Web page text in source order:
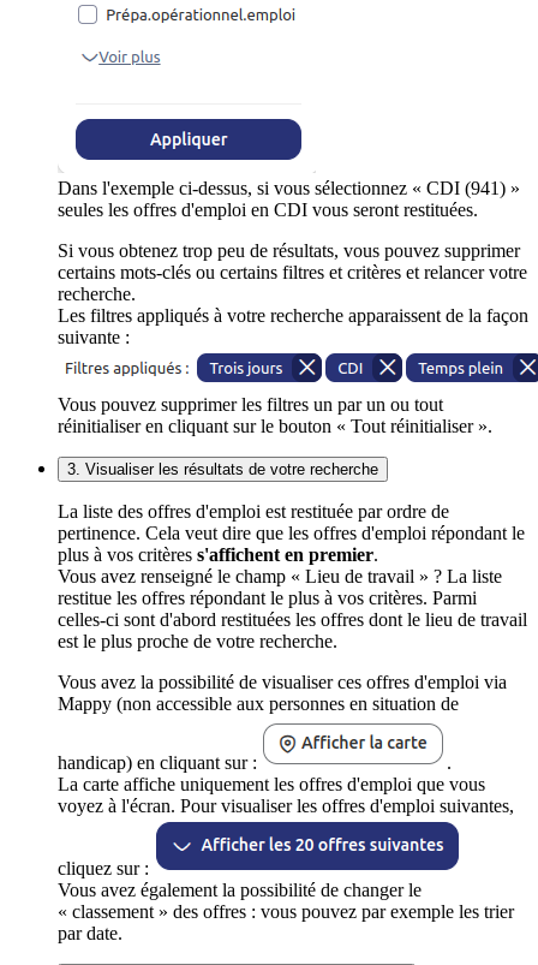
Dans l'exemple ci-dessus, si vous sélectionnez « CDI (941) »
seules les offres d'emploi en CDI vous seront restituées.
Si vous obtenez trop peu de résultats, vous pouvez supprimer
certains mots-clés ou certains filtres et critères et relancer votre
recherche.
Les filtres appliqués à votre recherche apparaissent de la façon
suivante :
Vous pouvez supprimer les filtres un par un ou tout
réinitialiser en cliquant sur le bouton « Tout réinitialiser ».
3. Visualiser les résultats de votre recherche
La liste des offres d'emploi est restituée par ordre de
pertinence. Cela veut dire que les offres d'emploi répondant le
plus à vos critères s'affichent en premier.
Vous avez renseigné le champ « Lieu de travail » ? La liste
restitue les offres répondant le plus à vos critères. Parmi
celles-ci sont d'abord restituées les offres dont le lieu de travail
est le plus proche de votre recherche.
Vous avez la possibilité de visualiser ces offres d'emploi via
Mappy (non accessible aux personnes en situation de
handicap) en cliquant sur :
.
La carte affiche uniquement les offres d'emploi que vous
voyez à l'écran. Pour visualiser les offres d'emploi suivantes,
cliquez sur :
Vous avez également la possibilité de changer le
« classement » des offres : vous pouvez par exemple les trier
par date.